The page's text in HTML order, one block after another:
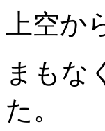
上空か
まもな
た。